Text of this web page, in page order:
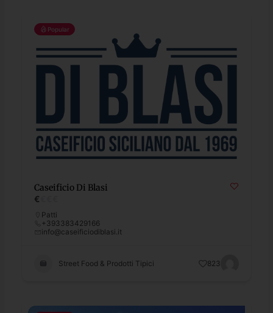
Popular
Caseificio Di Blasi
€
Patti
+393383429166
info@caseificiodiblasi.it
Street Food & Prodotti Tipici 823